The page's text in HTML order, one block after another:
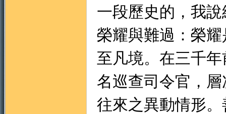
一段歷史的，我
榮耀與難過：榮
至凡境。在三千
名巡查司令官，
往來之異動情形